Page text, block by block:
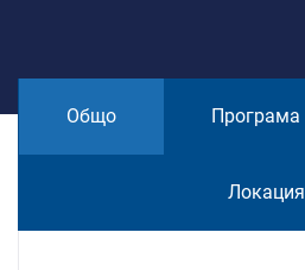
Общо Програма
Локация